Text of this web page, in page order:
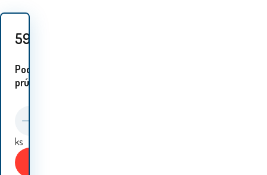
59.30
Podobné
prúdy:
ks